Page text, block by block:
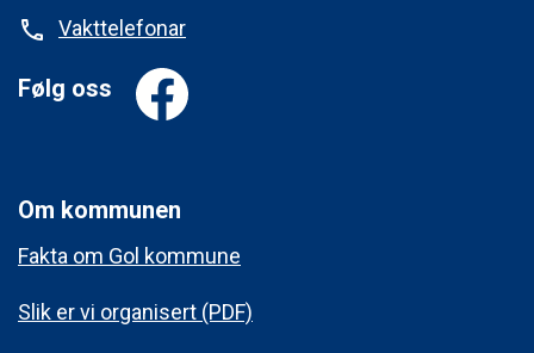
phone Vakttelefonar
Følg oss
Om kommunen
Fakta om Gol kommune
Slik er vi organisert (PDF)